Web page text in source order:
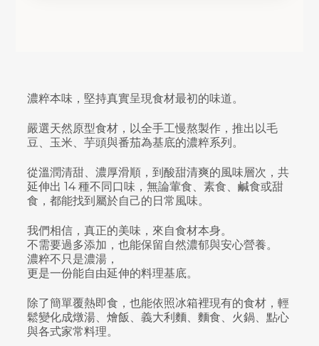
濃粹本味，堅持真實呈現食材最初的味道。
嚴選天然原型食材，以全手工慢熬製作，推出以毛
豆、玉米、芋頭與番茄為基底的濃粹系列。
從溫潤清甜、濃厚滑順，到酸甜清爽的風味層次，共
延伸出 14 種不同口味，無論葷食、素食、鹹食或甜
食，都能找到屬於自己的日常風味。
我們相信，真正的美味，來自食材本身。
不需要過多添加，也能保留自然濃郁與安心營養。
濃粹不只是濃湯，
更是一份能自由延伸的料理基底。
除了簡單覆熱即食，也能依照冰箱裡現有的食材，輕
鬆變化成燉湯、燴飯、義大利麵、麵食、火鍋、點心
與各式家常料理。